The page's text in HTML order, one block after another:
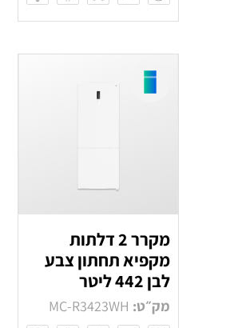
מקרר 2 דלתות
מקפיא תחתון צבע
לבן 442 ליטר
מק״ט: MC-R3423WH